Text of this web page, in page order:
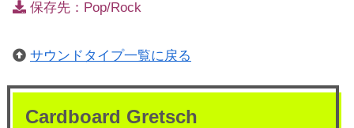
保存先：Pop/Rock
サウンドタイプ一覧に戻る
Cardboard Gretsch